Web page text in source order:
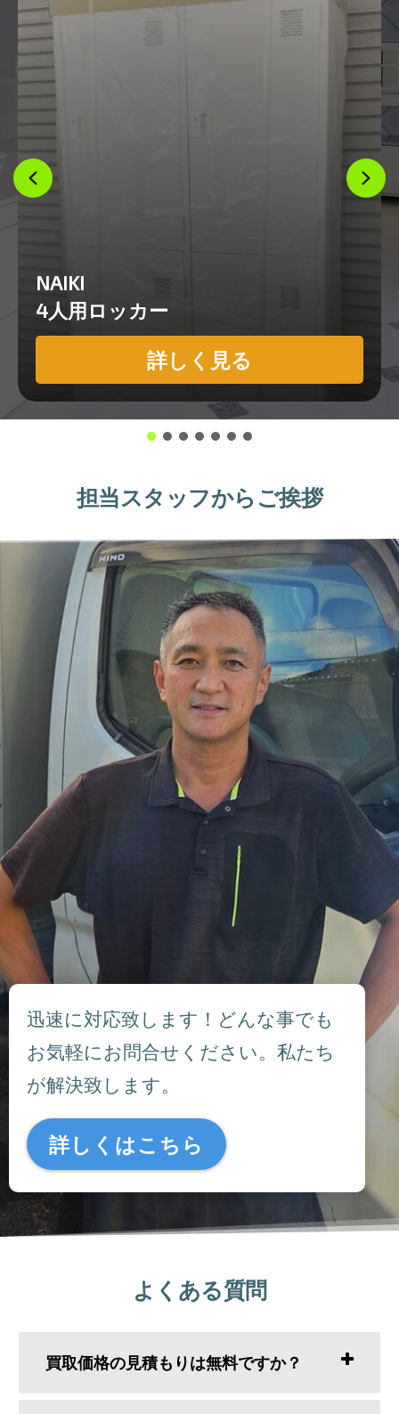
NAIKI
4人用ロッカー
詳しく見る
担当スタッフからご挨拶
迅速に対応致します！どんな事でも
お気軽にお問合せください。私たち
が解決致します。
詳しくはこちら
よくある質問
買取価格の見積もりは無料ですか？